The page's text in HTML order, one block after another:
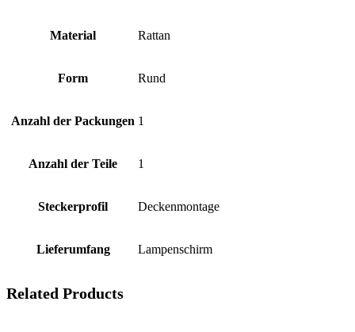
Material ‎Rattan
Form ‎Rund
Anzahl der Packungen ‎1
Anzahl der Teile ‎1
Steckerprofil ‎Deckenmontage
Lieferumfang ‎Lampenschirm
Related Products